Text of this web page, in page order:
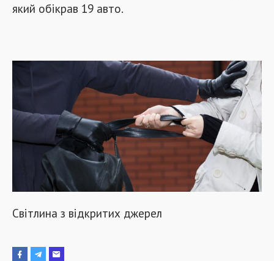
який обікрав 19 авто.
Світлина з відкритих джерел